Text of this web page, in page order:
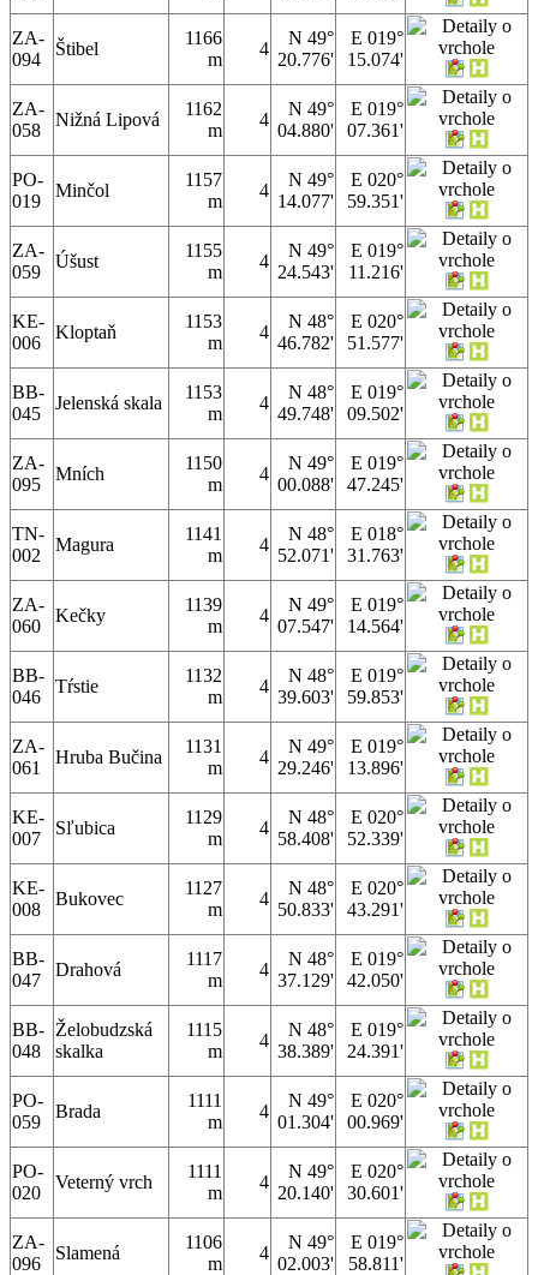
ZA-
094
Štibel
1166
m
4
N 49°
20.776'
E 019°
15.074'
ZA-
058
Nižná Lipová
1162
m
4
N 49°
04.880'
E 019°
07.361'
PO-
019
Minčol
1157
m
4
N 49°
14.077'
E 020°
59.351'
ZA-
059
Úšust
1155
m
4
N 49°
24.543'
E 019°
11.216'
KE-
006
Kloptaň
1153
m
4
N 48°
46.782'
E 020°
51.577'
BB-
045
Jelenská skala
1153
m
4
N 48°
49.748'
E 019°
09.502'
ZA-
095
Mních
1150
m
4
N 49°
00.088'
E 019°
47.245'
TN-
002
Magura
1141
m
4
N 48°
52.071'
E 018°
31.763'
ZA-
060
Kečky
1139
m
4
N 49°
07.547'
E 019°
14.564'
BB-
046
Tŕstie
1132
m
4
N 48°
39.603'
E 019°
59.853'
ZA-
061
Hruba Bučina
1131
m
4
N 49°
29.246'
E 019°
13.896'
KE-
007
Sľubica
1129
m
4
N 48°
58.408'
E 020°
52.339'
KE-
008
Bukovec
1127
m
4
N 48°
50.833'
E 020°
43.291'
BB-
047
Drahová
1117
m
4
N 48°
37.129'
E 019°
42.050'
BB-
048
Želobudzská
skalka
1115
m
4
N 48°
38.389'
E 019°
24.391'
PO-
059
Brada
1111
m
4
N 49°
01.304'
E 020°
00.969'
PO-
020
Veterný vrch
1111
m
4
N 49°
20.140'
E 020°
30.601'
ZA-
096
Slamená
1106
m
4
N 49°
02.003'
E 019°
58.811'